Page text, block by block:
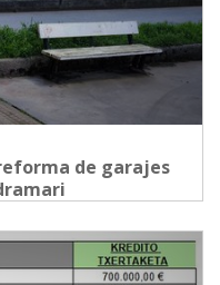
de garajes